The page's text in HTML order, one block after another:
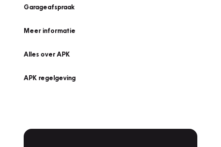
Garageafspraak
Meer informatie
Alles over APK
APK regelgeving